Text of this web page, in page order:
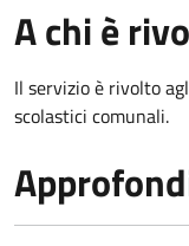
A chi è
Il servizio è rivolto
scolastici comunali.